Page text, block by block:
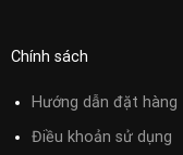
Chính sách
Hướng dẫn đặt hàng
Điều khoản sử dụng